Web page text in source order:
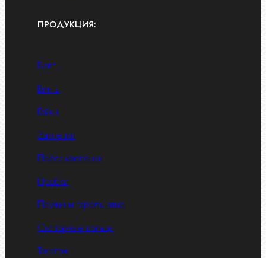
ПРОДУКЦИЯ:
Болты
Винты
Гайки
Заклепки
Пресс-масленки
Пробки
Пружины тарельчатые
Стопорные кольца
Такелаж